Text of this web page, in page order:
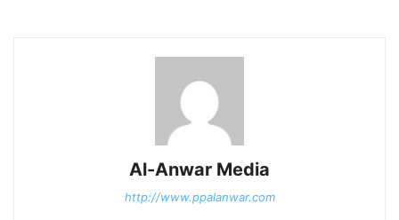
Al-Anwar Media
http://www.ppalanwar.com